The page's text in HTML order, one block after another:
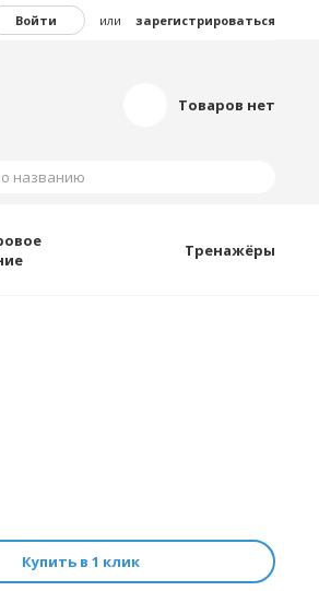
Войти или зарегистрироваться
Товаров нет
названию
Тренажёры
Купить в 1 клик